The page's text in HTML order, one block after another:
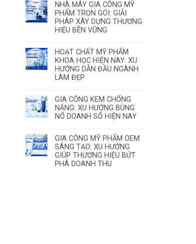
NHÀ MÁY GIA CÔNG MỸ
PHẨM TRỌN GÓI: GIẢI
PHÁP XÂY DỰNG THƯƠNG
HIỆU BỀN VỮNG
HOẠT CHẤT MỸ PHẨM
KHOA HỌC HIỆN NAY: XU
HƯỚNG DẪN ĐẦU NGÀNH
LÀM ĐẸP
GIA CÔNG KEM CHỐNG
NẮNG: XU HƯỚNG BÙNG
NỔ DOANH SỐ HIỆN NAY
GIA CÔNG MỸ PHẨM OEM
SÁNG TẠO: XU HƯỚNG
GIÚP THƯƠNG HIỆU BỨT
PHÁ DOANH THU